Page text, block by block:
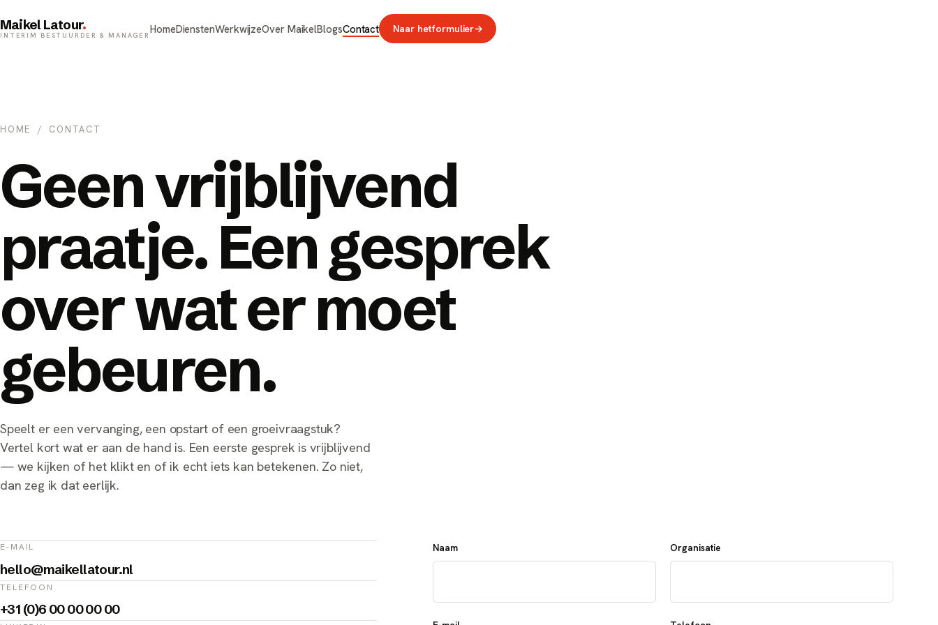
Maikel Latour.
INTERIM BESTUURDER & MANAGER
HomeDienstenWerkwijzeOver MaikelBlogsContact Naar hetformulier→
HOME / CONTACT
Geen vrijblijvend
praatje. Een gesprek
over wat er moet
gebeuren.
Speelt er een vervanging, een opstart of een groeivraagstuk?
Vertel kort wat er aan de hand is. Een eerste gesprek is vrijblijvend
— we kijken of het klikt en of ik echt iets kan betekenen. Zo niet,
dan zeg ik dat eerlijk.
E-MAIL
hello@maikellatour.nl
TELEFOON
+31 (0)6 00 00 00 00
Naam Organisatie